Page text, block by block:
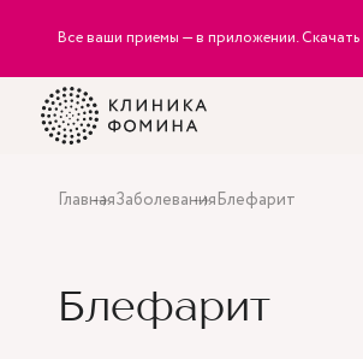
Все ваши приемы — в приложении. Скачать
ГлавнаяЗаболеванияБлефарит
Блефарит